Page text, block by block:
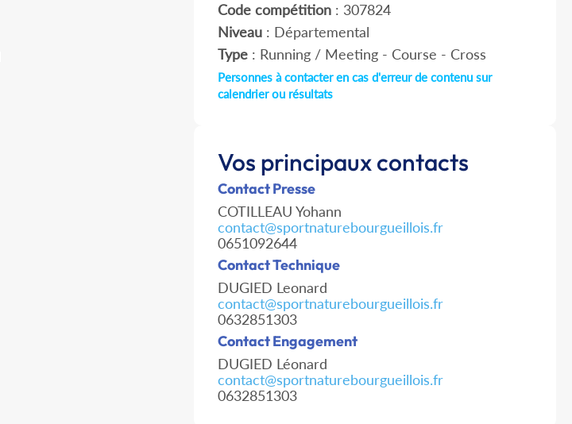
Code compétition: 307824
Niveau: Départemental
Type: Running / Meeting - Course - Cross
Personnes à contacter en cas d'erreur de contenu sur
calendrier ou résultats
Vos principaux contacts
Contact Presse
COTILLEAU Yohann
contact@sportnaturebourgueillois.fr
0651092644
Contact Technique
DUGIED Leonard
contact@sportnaturebourgueillois.fr
0632851303
Contact Engagement
DUGIED Léonard
contact@sportnaturebourgueillois.fr
0632851303